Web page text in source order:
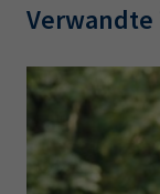
Verwandte